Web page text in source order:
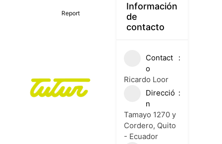
Report
Información
de
contacto
Contact
o
Ricardo Loor
Direcció
n
Tamayo 1270 y
Cordero, Quito
- Ecuador